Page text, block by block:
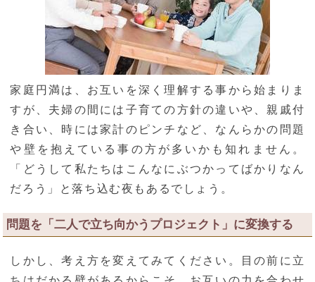
家庭円満は、お互いを深く理解する事から始まりま
すが、夫婦の間には子育ての方針の違いや、親戚付
き合い、時には家計のピンチなど、なんらかの問題
や壁を抱えている事の方が多いかも知れません。
「どうして私たちはこんなにぶつかってばかりなん
だろう」と落ち込む夜もあるでしょう。
問題を「二人で立ち向かうプロジェクト」に変換する
しかし、考え方を変えてみてください。目の前に立